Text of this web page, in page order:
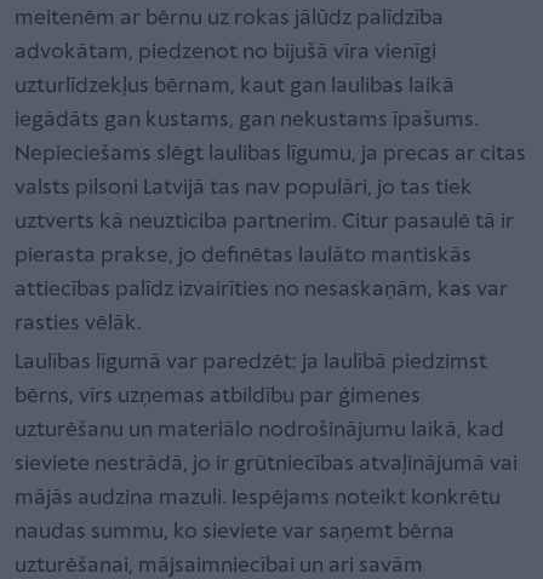
meitenēm ar bērnu uz rokas jālūdz palīdzība
advokātam, piedzenot no bijušā vīra vienīgi
uzturlīdzekļus bērnam, kaut gan laulibas laikā
iegādāts gan kustams, gan nekustams īpašums.
Nepieciešams slēgt laulibas līgumu, ja precas ar citas
valsts pil­soni Latvijā tas nav populāri, jo tas tiek
uztverts kā neuzticiba partnerim. Citur pasaulē tā ir
pierasta prakse, jo definētas laulāto mantiskās
attiecības palīdz izvairīties no nesaskaņām, kas var
rasties vēlāk.
Laulības līgumā var paredzēt: ja laulībā piedzimst
bērns, vīrs uzņemas atbildību par ģimenes
uzturēšanu un materiālo nodrošinājumu laikā, kad
sieviete nestrādā, jo ir grūtniecības atvaļinājumā vai
mājās audzina mazuli. Iespējams noteikt konkrētu
naudas summu, ko sieviete var saņemt bērna
uzturēšanai, mājsaimniecībai un ari savām